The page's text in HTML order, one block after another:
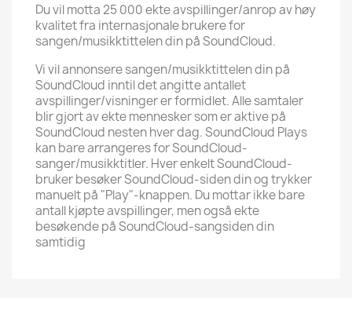
Du vil motta 25 000 ekte avspillinger/anrop av høy
kvalitet fra internasjonale brukere for
sangen/musikktittelen din på SoundCloud.
Vi vil annonsere sangen/musikktittelen din på
SoundCloud inntil det angitte antallet
avspillinger/visninger er formidlet. Alle samtaler
blir gjort av ekte mennesker som er aktive på
SoundCloud nesten hver dag. SoundCloud Plays
kan bare arrangeres for SoundCloud-
sanger/musikktitler. Hver enkelt SoundCloud-
bruker besøker SoundCloud-siden din og trykker
manuelt på "Play"-knappen. Du mottar ikke bare
antall kjøpte avspillinger, men også ekte
besøkende på SoundCloud-sangsiden din
samtidig